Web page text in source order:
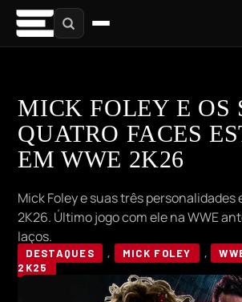
MICK FOLEY E OS
QUATRO FACES
EM WWE 2K26
Mick Foley e suas três personalidades
2K26. Último jogo com ele na WWE
laços.
DESTAQUES , MICK FOLEY ,
2K25